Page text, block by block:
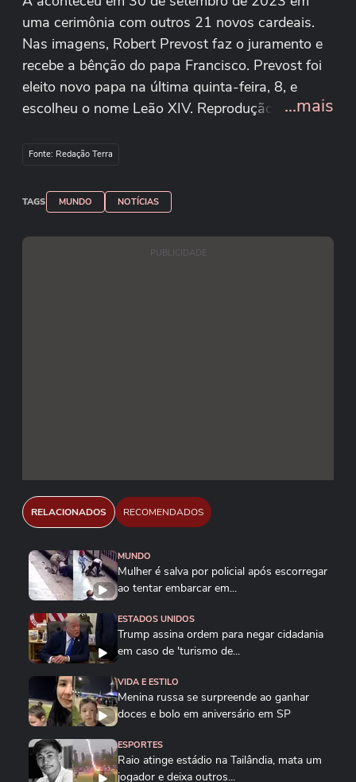
uma cerimônia com outros 21 novos cardeais.
Nas imagens, Robert Prevost faz o juramento e
recebe a bênção do papa Francisco. Prevost foi
eleito novo papa na última quinta-feira, 8, e
escolheu o nome Leão XIV. Reprodução/Vatican
...mais
Fonte: Redação Terra
TAGS MUNDO NOTÍCIAS
PUBLICIDADE
RELACIONADOS RECOMENDADOS
MUNDO
Mulher é salva por policial após escorregar
ao tentar embarcar em...
ESTADOS UNIDOS
Trump assina ordem para negar cidadania
em caso de 'turismo de...
VIDA E ESTILO
Menina russa se surpreende ao ganhar
doces e bolo em aniversário em SP
ESPORTES
Raio atinge estádio na Tailândia, mata um
jogador e deixa outros...